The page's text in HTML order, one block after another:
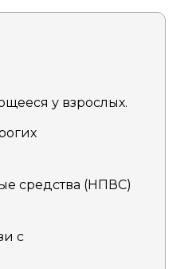
у взрослых.
средства (НПВС)
с